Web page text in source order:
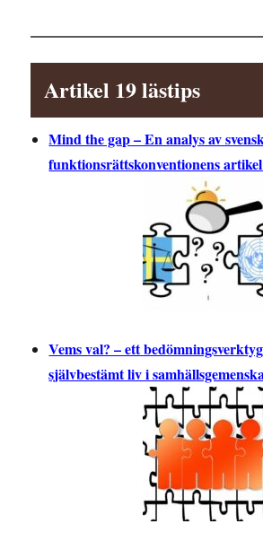
Artikel 19 lästips
Mind the gap – En analys av
funktionsrättskonventionens
Vems val? – ett
självbestämt liv i